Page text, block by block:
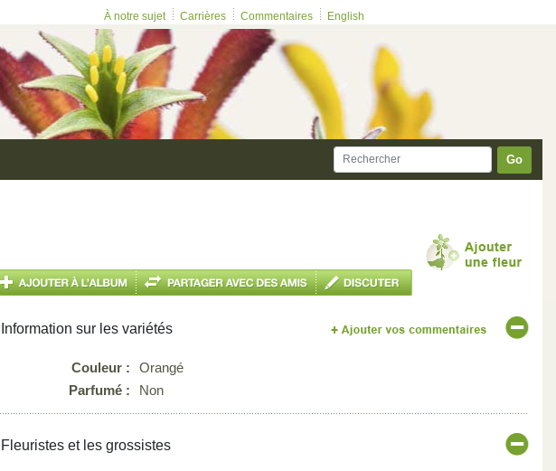
À notre sujet Carrières Commentaires English
Go
Information sur les variétés
Couleur :
Orangé
Parfumé :
Non
Fleuristes et les grossistes